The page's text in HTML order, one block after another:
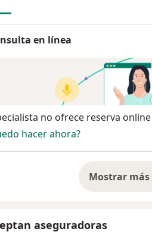
en línea
no ofrece reserva
hacer ahora?
Mostrar
aseguradoras